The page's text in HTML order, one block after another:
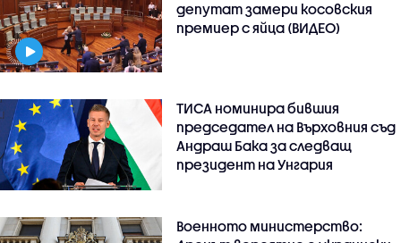
депутат замери косовския
премиер с яйца (ВИДЕО)
ТИСА номинира бившия
председател на Върховния съд
Андраш Бака за следващ
президент на Унгария
Военното министерство: